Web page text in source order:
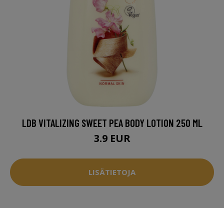
LDB VITALIZING SWEET PEA BODY LOTION 250 ML
3.9 EUR
LISÄTIETOJA